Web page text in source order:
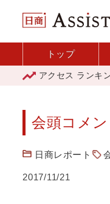
トップ
アクセス ランキ
「青森市プレ
会頭コメ
日商レポート
2017/11/21